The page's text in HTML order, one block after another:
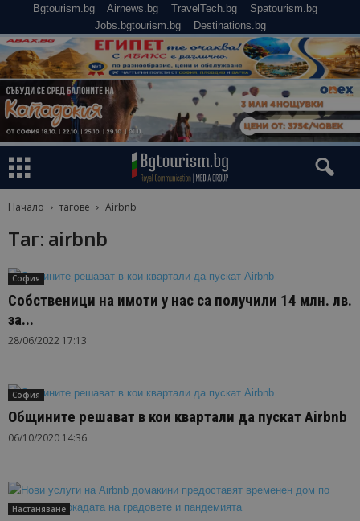
Bgtourism.bg Airnews.bg TravelTech.bg
Spatourism.bg
Jobs.bgtourism.bg
Destinations.bg
Начало тагове Airbnb
Таг: airbnb
София
Собственици на имоти у нас са получили 14 млн. лв.
за...
28/06/2022 17:13
София
Общините решават в кои квартали да пускат Airbnb
06/10/2020 14:36
Настаняване